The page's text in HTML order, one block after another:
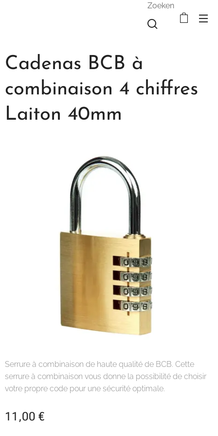
Zoeken
Cadenas BCB à
combinaison 4 chiffres
Laiton 40mm
Serrure à combinaison de haute qualité de BCB. Cette
serrure à combinaison vous donne la possibilité de choisir
votre propre code pour une sécurité optimale.
11,00 €